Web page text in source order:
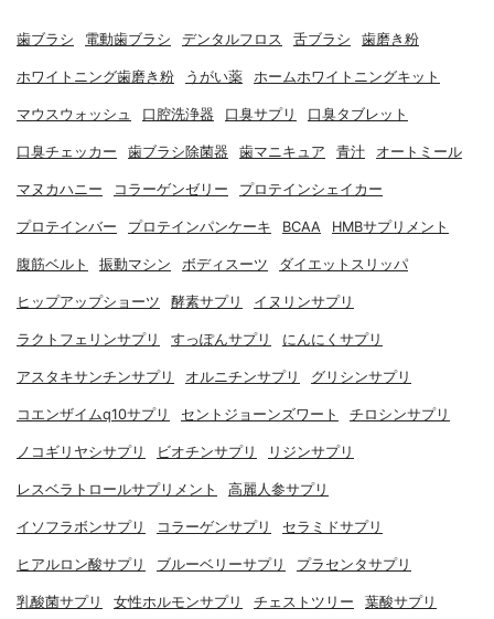
歯ブラシ 電動歯ブラシ デンタルフロス 舌ブラシ 歯磨き粉
ホワイトニング歯磨き粉 うがい薬 ホームホワイトニングキット
マウスウォッシュ 口腔洗浄器 口臭サプリ 口臭タブレット
口臭チェッカー 歯ブラシ除菌器 歯マニキュア 青汁 オートミール
マヌカハニー コラーゲンゼリー プロテインシェイカー
プロテインバー プロテインパンケーキ BCAA HMBサプリメント
腹筋ベルト 振動マシン ボディスーツ ダイエットスリッパ
ヒップアップショーツ 酵素サプリ イヌリンサプリ
ラクトフェリンサプリ すっぽんサプリ にんにくサプリ
アスタキサンチンサプリ オルニチンサプリ グリシンサプリ
コエンザイムq10サプリ セントジョーンズワート チロシンサプリ
ノコギリヤシサプリ ビオチンサプリ リジンサプリ
レスベラトロールサプリメント 高麗人参サプリ
イソフラボンサプリ コラーゲンサプリ セラミドサプリ
ヒアルロン酸サプリ ブルーベリーサプリ プラセンタサプリ
乳酸菌サプリ 女性ホルモンサプリ チェストツリー 葉酸サプリ